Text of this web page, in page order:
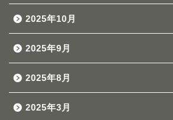
2025年10月
2025年9月
2025年8月
2025年3月